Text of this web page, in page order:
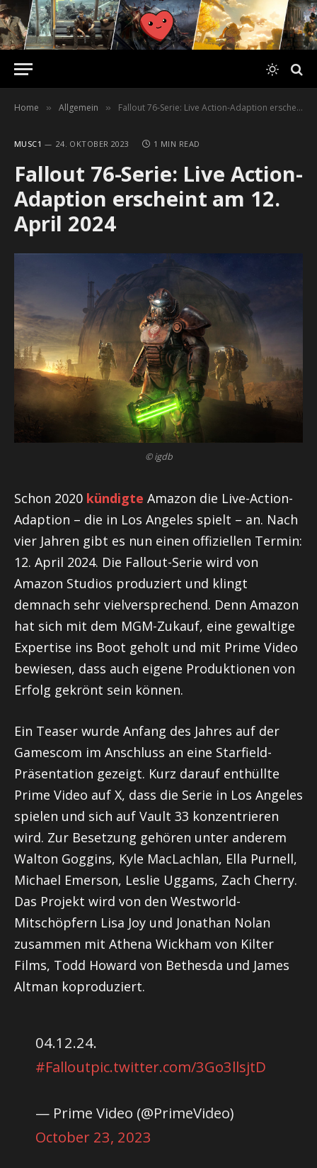
Home » Allgemein » Fallout 76-Serie: Live Action-Adaption erscheint am 12. April 2024
MUSC1 24. OKTOBER 2023 1 MIN READ
Fallout 76-Serie: Live Action-
Adaption erscheint am 12.
April 2024
© igdb
Schon 2020 kündigte Amazon die Live-Action-
Adaption – die in Los Angeles spielt – an. Nach
vier Jahren gibt es nun einen offiziellen Termin:
12. April 2024. Die Fallout-Serie wird von
Amazon Studios produziert und klingt
demnach sehr vielversprechend. Denn Amazon
hat sich mit dem MGM-Zukauf, eine gewaltige
Expertise ins Boot geholt und mit Prime Video
bewiesen, dass auch eigene Produktionen von
Erfolg gekrönt sein können.
Ein Teaser wurde Anfang des Jahres auf der
Gamescom im Anschluss an eine Starfield-
Präsentation gezeigt. Kurz darauf enthüllte
Prime Video auf X, dass die Serie in Los Angeles
spielen und sich auf Vault 33 konzentrieren
wird. Zur Besetzung gehören unter anderem
Walton Goggins, Kyle MacLachlan, Ella Purnell,
Michael Emerson, Leslie Uggams, Zach Cherry.
Das Projekt wird von den Westworld-
Mitschöpfern Lisa Joy und Jonathan Nolan
zusammen mit Athena Wickham von Kilter
Films, Todd Howard von Bethesda und James
Altman koproduziert.
04.12.24.
#Falloutpic.twitter.com/3Go3llsjtD
— Prime Video (@PrimeVideo)
October 23, 2023